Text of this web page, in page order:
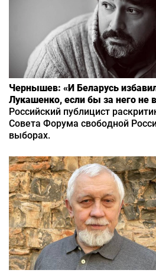
Чернышев: «И Беларусь
Лукашенко, если бы за него не
Российский публицист
Совета Форума свободной
выборах.